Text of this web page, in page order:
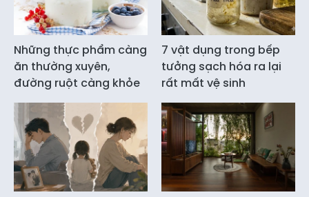
Những thực phẩm càng
ăn thường xuyên,
đường ruột càng khỏe
7 vật dụng trong bếp
tưởng sạch hóa ra lại
rất mất vệ sinh